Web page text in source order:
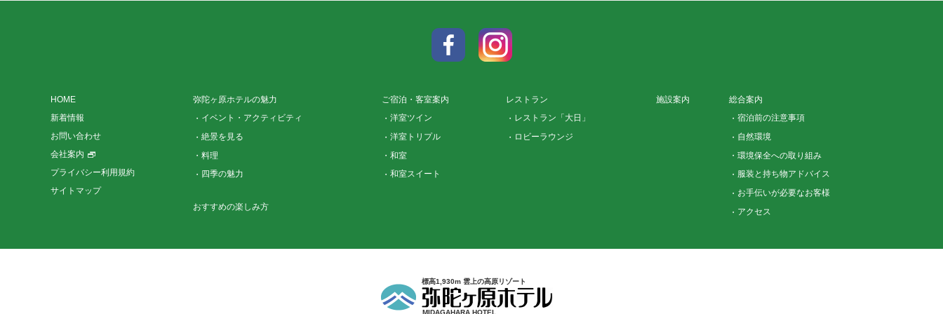
HOME
新着情報
お問い合わせ
会社案内
プライバシー利用規約
サイトマップ
弥陀ヶ原ホテルの魅力
イベント・アクティビティ
絶景を見る
料理
四季の魅力
おすすめの楽しみ方
ご宿泊・客室案内
洋室ツイン
洋室トリプル
和室
和室スイート
レストラン
レストラン「大日」
ロビーラウンジ
施設案内
総合案内
宿泊前の注意事項
自然環境
環境保全への取り組み
服装と持ち物アドバイス
お手伝いが必要なお客様
アクセス
標高1,930m 雲上の高原リゾート
MIDAGAHARA HOTEL